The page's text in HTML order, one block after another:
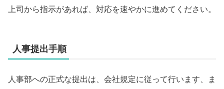
上司から指示があれば、対応を速やかに進めてください。
人事提出手順
人事部への正式な提出は、会社規定に従って行います、ま